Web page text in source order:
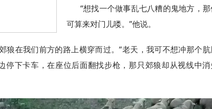
“想找一个做事乱七八糟的鬼地方，
可算来对门儿喽。”他说。
狼在我们前方的路上横穿而过。“老天，我可不想冲那个
停下卡车，在座位后面翻找步枪，那只郊狼却从视线中消